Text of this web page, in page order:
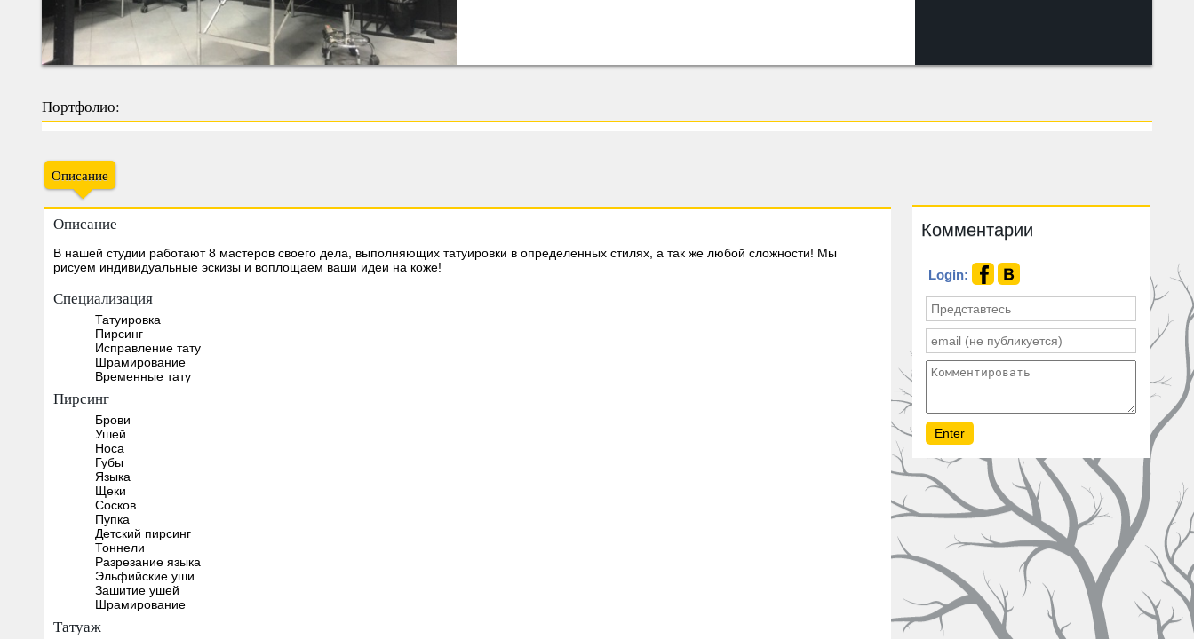
Портфолио:
Описание
Описание
В нашей студии работают 8 мастеров своего дела, выполняющих татуировки в определенных стилях, а так же любой сложности! Мы
рисуем индивидуальные эскизы и воплощаем ваши идеи на коже!
Специализация
Татуировка
Пирсинг
Исправление тату
Шрамирование
Временные тату
Пирсинг
Брови
Ушей
Носа
Губы
Языка
Щеки
Сосков
Пупка
Детский пирсинг
Тоннели
Разрезание языка
Эльфийские уши
Зашитие ушей
Шрамирование
Татуаж
Комментарии
Login: